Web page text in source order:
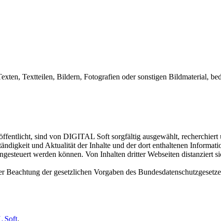
Textteilen, Bildern, Fotografien oder sonstigen Bildmaterial,
sind von DIGITAL Soft sorgfältig ausgewählt, recherchiert
und Aktualität der Inhalte und der dort enthaltenen
werden können. Von Inhalten dritter Webseiten
der gesetzlichen Vorgaben des
Soft.